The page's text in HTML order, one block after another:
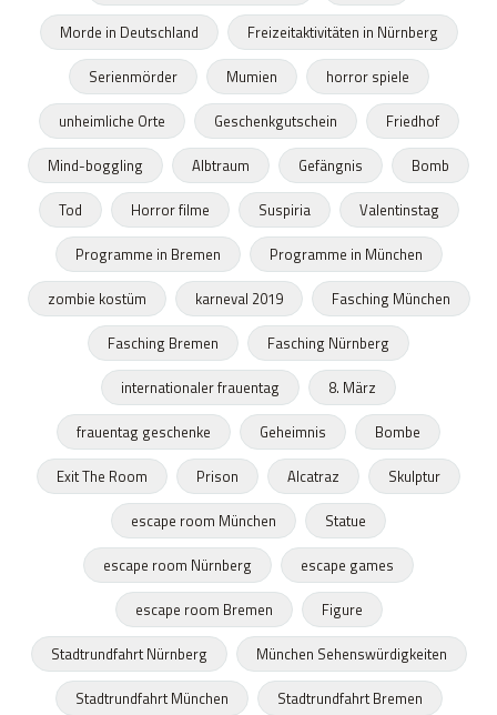
Morde in Deutschland
Freizeitaktivitäten in Nürnberg
Serienmörder
Mumien
horror spiele
unheimliche Orte
Geschenkgutschein
Friedhof
Mind-boggling
Albtraum Gefängnis
Bomb
Tod
Horror filme Suspiria
Valentinstag
Programme in Bremen
Programme in München
zombie kostüm
karneval 2019
Fasching München
Fasching Bremen
Fasching Nürnberg
internationaler frauentag
8. März
frauentag geschenke
Geheimnis
Bombe
Exit The Room
Prison Alcatraz
Skulptur
escape room München
Statue
escape room Nürnberg
escape games
escape room Bremen
Figure
Stadtrundfahrt Nürnberg
München Sehenswürdigkeiten
Stadtrundfahrt München
Stadtrundfahrt Bremen